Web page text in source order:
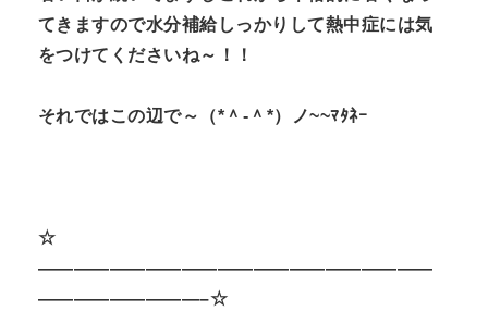
てきますので水分補給しっかりして熱中症には気
をつけてくださいね～！！
それではこの辺で～（*＾-＾*）ノ~~ﾏﾀﾈｰ
☆
——————————————————————
—————————–☆